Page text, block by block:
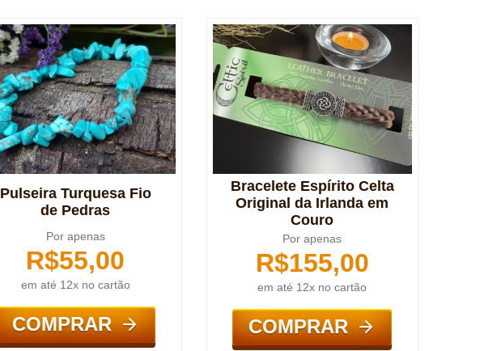
Pulseira Turquesa Fio
de Pedras
Por apenas
R$55,00
em até 12x no cartão
COMPRAR
Bracelete Espírito Celta
Original da Irlanda em
Couro
Por apenas
R$155,00
em até 12x no cartão
COMPRAR